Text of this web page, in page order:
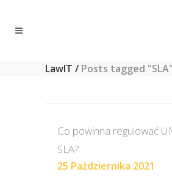
LawIT / Posts tagged "SLA"
Co powinna regulować
SLA?
25 Października 2021